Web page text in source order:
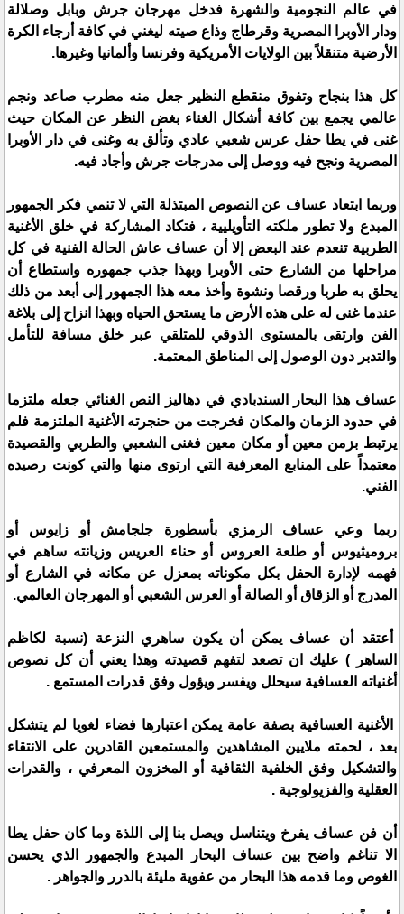
في عالم النجومية والشهرة فدخل مهرجان جرش وبابل وصلالة
ودار الأوبرا المصرية وقرطاج وذاع صيته ليغني في كافة أرجاء الكرة
الأرضية متنقلاً بين الولايات الأمريكية وفرنسا وألمانيا وغيرها.
كل هذا بنجاح وتفوق منقطع النظير جعل منه مطرب صاعد ونجم
عالمي يجمع بين كافة أشكال الغناء بغض النظر عن المكان حيث
غنى في يطا حفل عرس شعبي عادي وتألق به وغنى في دار الأوبرا
المصرية ونجح فيه ووصل إلى مدرجات جرش وأجاد فيه.
وربما ابتعاد عساف عن النصوص المبتذلة التي لا تنمي فكر الجمهور
المبدع ولا تطور ملكته التأويليية ، فتكاد المشاركة في خلق الأغنية
الطربية تنعدم عند البعض إلا أن عساف عاش الحالة الفنية في كل
مراحلها من الشارع حتى الأوبرا وبهذا جذب جمهوره واستطاع أن
يحلق به طربا ورقصا ونشوة وأخذ معه هذا الجمهور إلى أبعد من ذلك
عندما غنى له على هذه الأرض ما يستحق الحياه وبهذا انزاح إلى بلاغة
الفن وارتقى بالمستوى الذوقي للمتلقي عبر خلق مسافة للتأمل
والتدبر دون الوصول إلى المناطق المعتمة.
عساف هذا البحار السندبادي في دهاليز النص الغنائي جعله ملتزما
في حدود الزمان والمكان فخرجت من حنجرته الأغنية الملتزمة فلم
يرتبط بزمن معين أو مكان معين فغنى الشعبي والطربي والقصيدة
معتمداً على المنابع المعرفية التي ارتوى منها والتي كونت رصيده
الفني.
ربما وعي عساف الرمزي بأسطورة جلجامش أو زايوس أو
بروميثيوس أو طلعة العروس أو حناء العريس وزيانته ساهم في
فهمه لإدارة الحفل بكل مكوناته بمعزل عن مكانه في الشارع أو
المدرج أو الزقاق أو الصالة أو العرس الشعبي أو المهرجان العالمي.
أعتقد أن عساف يمكن أن يكون ساهري النزعة (نسبة لكاظم
الساهر ) عليك ان تصعد لتفهم قصيدته وهذا يعني أن كل نصوص
أغنياته العسافية سيحلل ويفسر ويؤول وفق قدرات المستمع .
الأغنية العسافية بصفة عامة يمكن اعتبارها فضاء لغويا لم يتشكل
بعد ، لحمته ملايين المشاهدين والمستمعين القادرين على الانتقاء
والتشكيل وفق الخلفية الثقافية أو المخزون المعرفي ، والقدرات
العقلية والفزيولوجية .
أن فن عساف يفرخ ويتناسل ويصل بنا إلى اللذة وما كان حفل يطا
الا تناغم واضح بين عساف البحار المبدع والجمهور الذي يحسن
الغوص وما قدمه هذا البحار من عفوية مليئة بالدرر والجواهر .